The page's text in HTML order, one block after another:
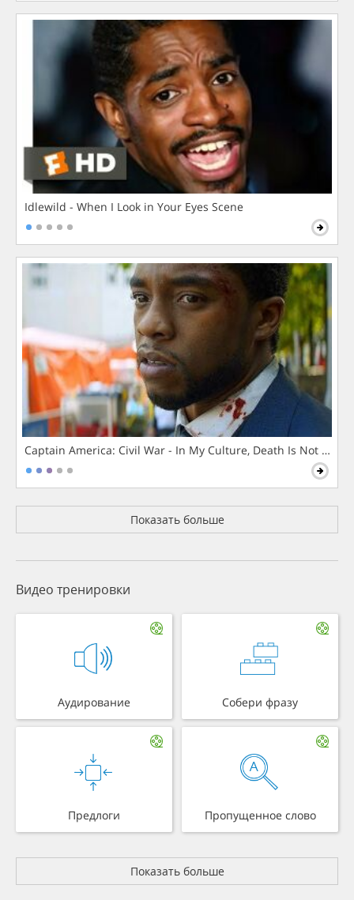
Idlewild - When I Look in Your Eyes Scene
Captain America: Civil War - In My Culture, Death Is Not The
Показать больше
Видео тренировки
Аудирование Собери фразу
Предлоги Пропущенное слово
Показать больше